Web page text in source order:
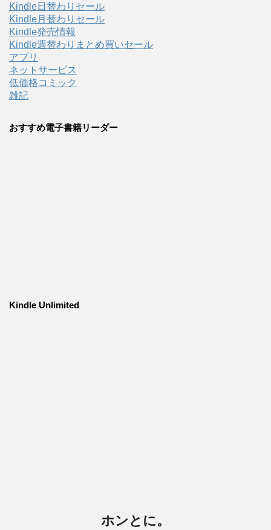
Kindle日替わりセール
Kindle月替わりセール
Kindle発売情報
Kindle週替わりまとめ買いセール
アプリ
ネットサービス
低価格コミック
雑記
おすすめ電子書籍リーダー
Kindle Unlimited
ホンとに。